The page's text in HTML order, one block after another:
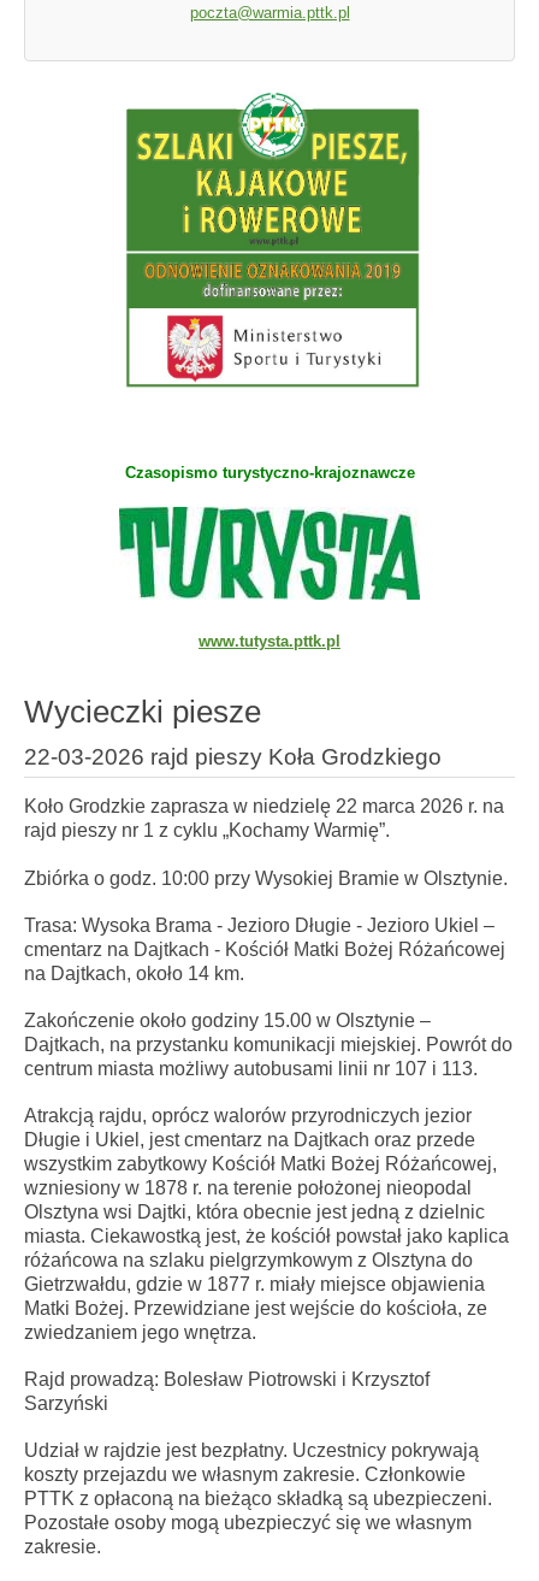
poczta@warmia.pttk.pl
Czasopismo turystyczno-krajoznawcze
www.tutysta.pttk.pl
Wycieczki piesze
22-03-2026 rajd pieszy Koła Grodzkiego
Koło Grodzkie zaprasza w niedzielę 22 marca 2026 r. na
rajd pieszy nr 1 z cyklu „Kochamy Warmię”.
Zbiórka o godz. 10:00 przy Wysokiej Bramie w Olsztynie.
Trasa: Wysoka Brama - Jezioro Długie - Jezioro Ukiel –
cmentarz na Dajtkach - Kościół Matki Bożej Różańcowej
na Dajtkach, około 14 km.
Zakończenie około godziny 15.00 w Olsztynie –
Dajtkach, na przystanku komunikacji miejskiej. Powrót do
centrum miasta możliwy autobusami linii nr 107 i 113.
Atrakcją rajdu, oprócz walorów przyrodniczych jezior
Długie i Ukiel, jest cmentarz na Dajtkach oraz przede
wszystkim zabytkowy Kościół Matki Bożej Różańcowej,
wzniesiony w 1878 r. na terenie położonej nieopodal
Olsztyna wsi Dajtki, która obecnie jest jedną z dzielnic
miasta. Ciekawostką jest, że kościół powstał jako kaplica
różańcowa na szlaku pielgrzymkowym z Olsztyna do
Gietrzwałdu, gdzie w 1877 r. miały miejsce objawienia
Matki Bożej. Przewidziane jest wejście do kościoła, ze
zwiedzaniem jego wnętrza.
Rajd prowadzą: Bolesław Piotrowski i Krzysztof
Sarzyński
Udział w rajdzie jest bezpłatny. Uczestnicy pokrywają
koszty przejazdu we własnym zakresie. Członkowie
PTTK z opłaconą na bieżąco składką są ubezpieczeni.
Pozostałe osoby mogą ubezpieczyć się we własnym
zakresie.